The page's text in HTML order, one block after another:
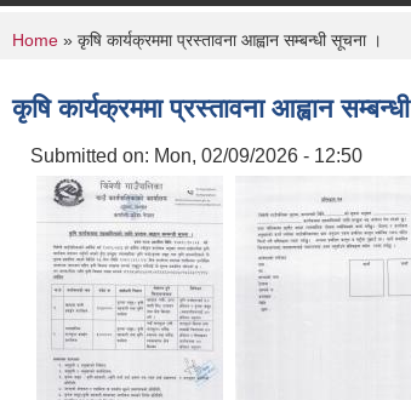
You are here
Home » कृषि कार्यक्रममा प्रस्तावना आह्वान सम्बन्धी सूचना ।
कृषि कार्यक्रममा प्रस्तावना आह्वान
Submitted on: Mon, 02/09/2026 - 12:50